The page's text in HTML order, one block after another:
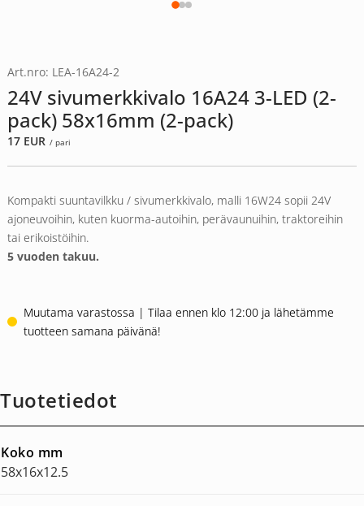
Art.nro: LEA-16A24-2
24V sivumerkkivalo 16A24 3-LED (2-
pack) 58x16mm (2-pack)
17 EUR / pari
Kompakti suuntavilkku / sivumerkkivalo, malli 16W24 sopii 24V
ajoneuvoihin, kuten kuorma-autoihin, perävaunuihin, traktoreihin
tai erikoistöihin.
5 vuoden takuu.
Muutama varastossa | Tilaa ennen klo 12:00 ja lähetämme
tuotteen samana päivänä!
Tuotetiedot
Koko mm
58x16x12.5